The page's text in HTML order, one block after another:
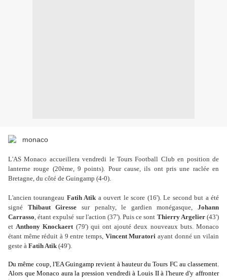
L'AS Monaco accueillera vendredi le Tours Football Club en position de
lanterne rouge (20ème, 9 points). Pour cause, ils ont pris une raclée en
Bretagne, du côté de Guingamp (4-0).
L'ancien tourangeau Fatih Atik a ouvert le score (16'). Le second but a été
signé Thibaut Giresse sur penalty, le gardien monégasque, Johann
Carrasso, étant expulsé sur l'action (37'). Puis ce sont Thierry Argelier(43')
etAnthony Knockaert(79') qui ont ajouté deux nouveaux buts. Monaco
étant même réduit à 9 entre temps, Vincent Muratori ayant donné un vilain
geste à Fatih Atik (49').
Du même coup, l'EA Guingamp revient à hauteur du Tours FC au classement.
Alors que Monaco aura la pression vendredi à Louis II à l'heure d'y affronter